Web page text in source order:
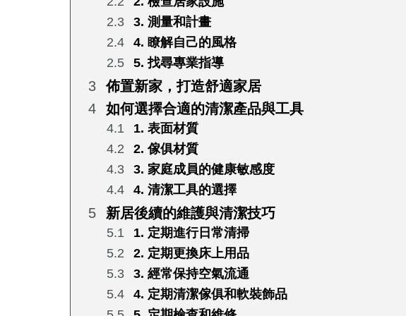
3. 測量和計畫
4. 瞭解自己的風格
5. 找尋專業指導
佈置新家，打造舒適家居
如何選擇合適的清潔產品與工具
1. 表面材質
2. 傢俱材質
3. 家庭成員的健康敏感度
4. 清潔工具的選擇
新居後續的維護與清潔技巧
1. 定期進行日常清掃
2. 定期更換床上用品
3. 經常保持空氣流通
4. 定期清潔傢俱和軟裝飾品